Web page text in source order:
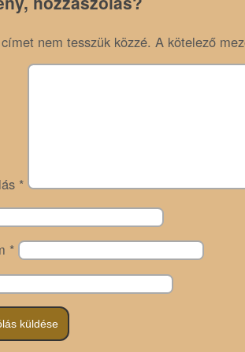
nem tesszük közzé. A kötelező
*
*